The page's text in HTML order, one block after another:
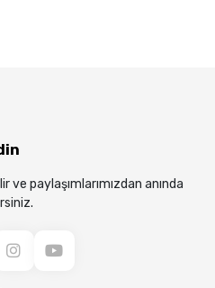
ve paylaşımlarımızdan anında